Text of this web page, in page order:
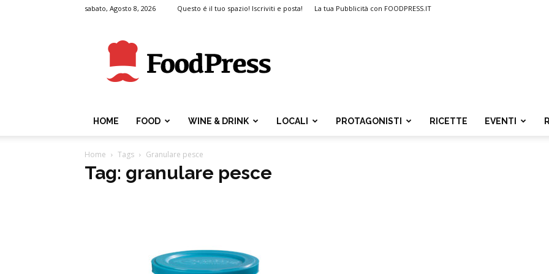
sabato, Agosto 8, 2026 Questo é il tuo spazio! Iscriviti e posta! La tua Pubblicità con FOODPRESS.IT
FoodPress
HOME FOOD WINE & DRINK LOCALI PROTAGONISTI RICETTE EVENTI
Home Tags Granulare pesce
Tag: granulare pesce